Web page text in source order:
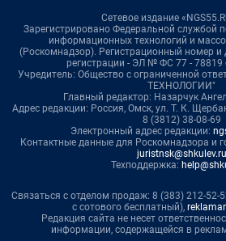
Сетевое издание
Зарегистрировано Федеральной службой
информационных технологий и
(Роскомнадзор). Регистрационный номер и
регистрации - ЭЛ № ФС 77 - 78819
Учредитель: Общество с ограниченной
ТЕХНОЛОГИИ"
Главный редактор: Назарчук
Адрес редакции: Россия, Омск, ул. Т. К.
8 (3812) 38-08-69
Электронный адрес редакции:
Контактные данные для Роскомнадзора и
juristnsk@shkulev.ru
Техподдержка:
Связаться с отделом продаж: 8 (383) 212-52-
с сотового бесплатный),
Редакция сайта не несет
информации, содержащейся в